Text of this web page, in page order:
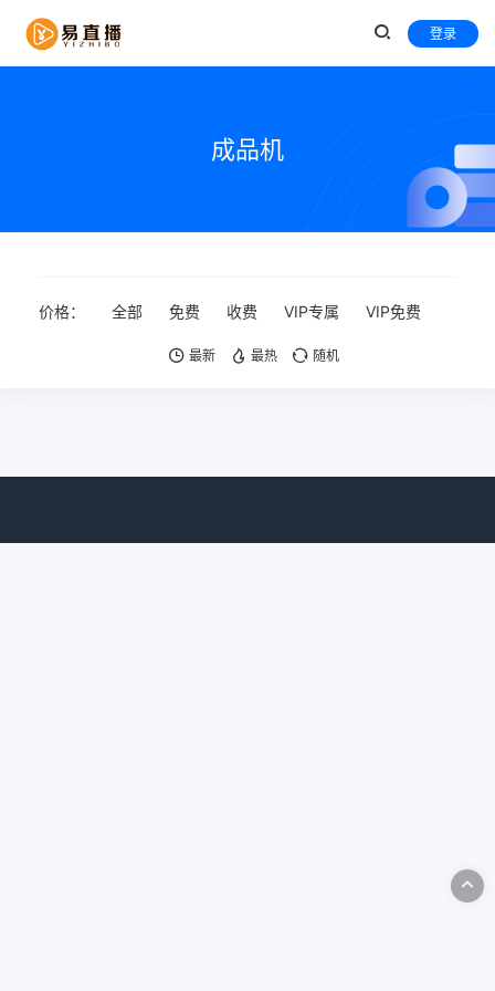
登录
成品机
价格： 全部 免费 收费 VIP专属 VIP免费
最新 最热 随机